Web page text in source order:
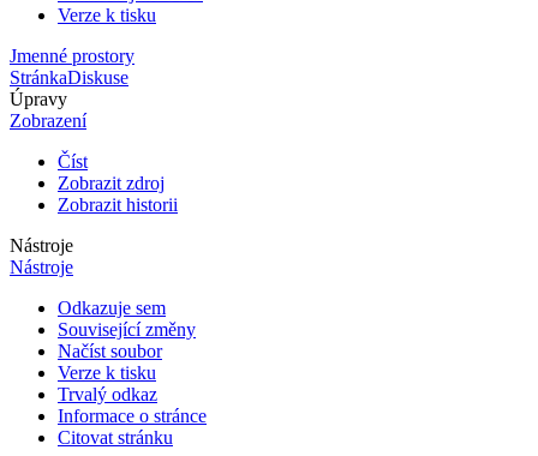
Verze k tisku
Jmenné prostory
StránkaDiskuse
Úpravy
Zobrazení
Číst
Zobrazit zdroj
Zobrazit historii
Nástroje
Nástroje
Odkazuje sem
Související změny
Načíst soubor
Verze k tisku
Trvalý odkaz
Informace o stránce
Citovat stránku